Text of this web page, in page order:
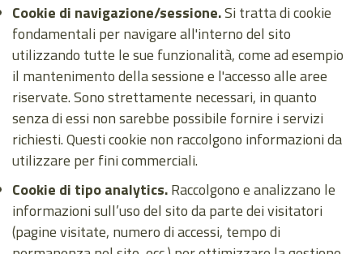
Cookie di navigazione/sessione.Si tratta di cookie
fondamentali per navigare all'interno del sito
utilizzando tutte le sue funzionalità, come ad esempio
il mantenimento della sessione e l'accesso alle aree
riservate. Sono strettamente necessari, in quanto
senza di essi non sarebbe possibile fornire i servizi
richiesti. Questi cookie non raccolgono informazioni da
utilizzare per fini commerciali.
Cookie di tipo analytics.Raccolgono e analizzano le
informazioni sull’uso del sito da parte dei visitatori
(pagine visitate, numero di accessi, tempo di